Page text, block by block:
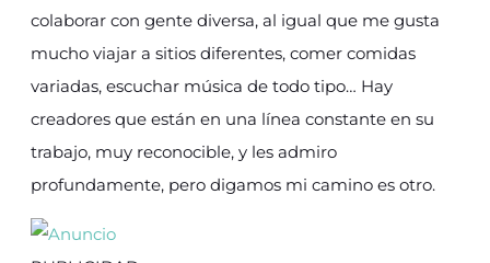
colaborar con gente diversa, al igual que me gusta
mucho viajar a sitios diferentes, comer comidas
variadas, escuchar música de todo tipo… Hay
creadores que están en una línea constante en su
trabajo, muy reconocible, y les admiro
profundamente, pero digamos mi camino es otro.